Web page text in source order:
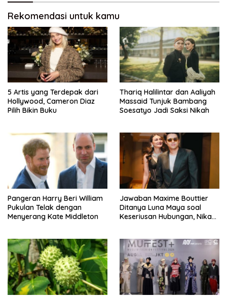
Rekomendasi untuk kamu
5 Artis yang Terdepak dari
Hollywood, Cameron Diaz
Pilih Bikin Buku
Thariq Halilintar dan Aaliyah
Massaid Tunjuk Bambang
Soesatyo Jadi Saksi Nikah
Pangeran Harry Beri William
Pukulan Telak dengan
Menyerang Kate Middleton
Jawaban Maxime Bouttier
Ditanya Luna Maya soal
Keseriusan Hubungan, Nikah